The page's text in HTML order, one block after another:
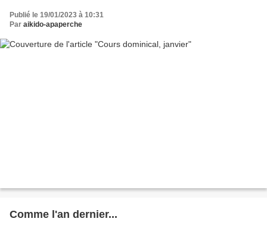
Publié le 19/01/2023 à 10:31
Par aikido-apaperche
Comme l'an dernier...